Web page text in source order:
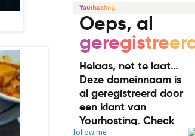
follow me